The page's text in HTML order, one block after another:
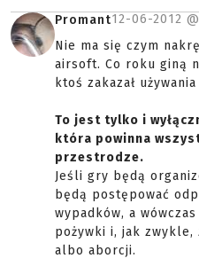
Promant12-06-2012 @
Nie ma się czym
airsoft. Co roku giną
ktoś zakazał
To jest tylko i
która powinna
przestrodze.
Jeśli gry będą
będą postępować
wypadków, a
pożywki i, jak
albo aborcji.